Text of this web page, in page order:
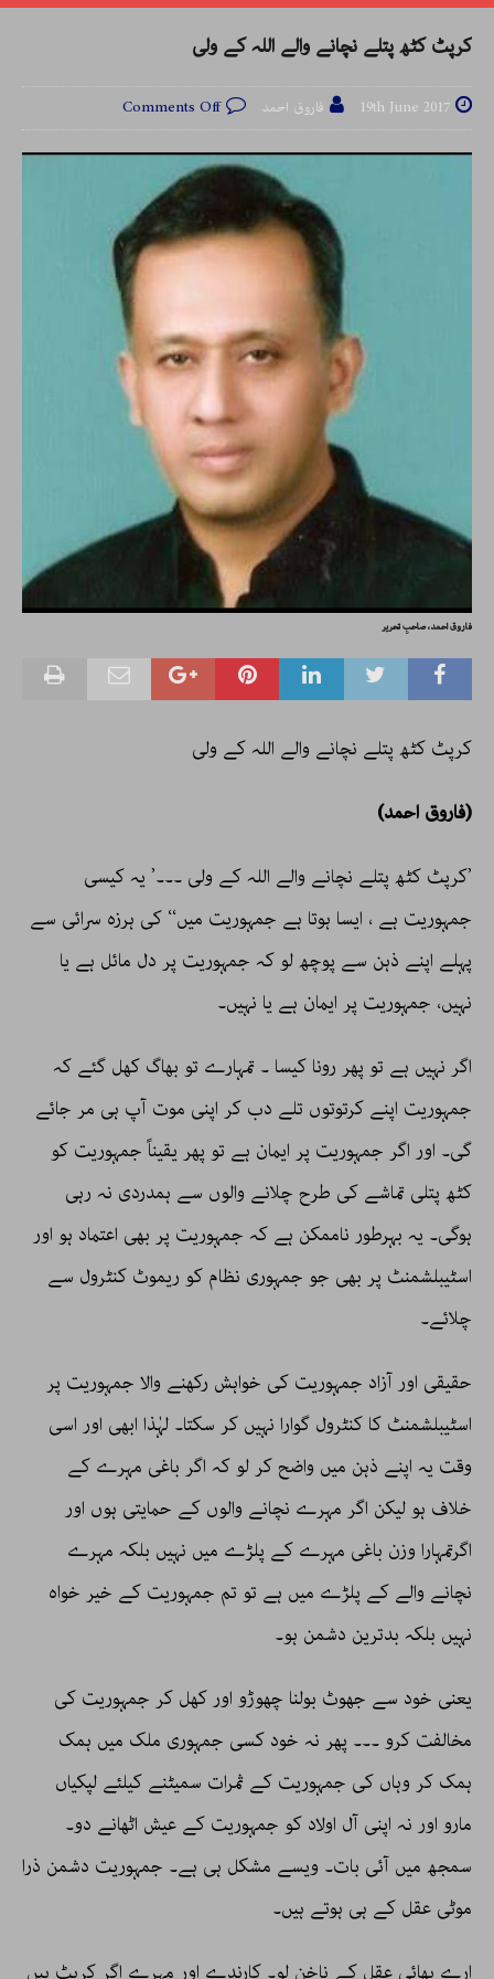
کرپٹ کٹھ پتلے نچانے والے اللہ کے ولی
19th June 2017 فاروق احمد Comments Off
فاروق احمد، صاحبِ تحریر
کرپٹ کٹھ پتلے نچانے والے اللہ کے ولی
(فاروق احمد)
’کرپٹ کٹھ پتلے نچانے والے اللہ کے ولی ۔۔۔’ یہ کیسی
جمہوریت ہے ، ایسا ہوتا ہے جمہوریت میں‘‘ کی ہرزہ سرائی سے
پہلے اپنے ذہن سے پوچھ لو کہ جمہوریت پر دل مائل ہے یا
نہیں، جمہوریت پر ایمان ہے یا نہیں۔
اگر نہیں ہے تو پھر رونا کیسا ۔ تمہارے تو بھاگ کھل گئے کہ
جمہوریت اپنے کرتوتوں تلے دب کر اپنی موت آپ ہی مر جائے
گی۔ اور اگر جمہوریت پر ایمان ہے تو پھر یقیناً جمہوریت کو
کٹھ پتلی تماشے کی طرح چلانے والوں سے ہمدردی نہ رہی
ہوگی۔ یہ بہرطور ناممکن ہے کہ جمہوریت پر بھی اعتماد ہو اور
اسٹیبلشمنٹ پر بھی جو جمہوری نظام کو ریموٹ کنٹرول سے
چلائے۔
حقیقی اور آزاد جمہوریت کی خواہش رکھنے والا جمہوریت پر
اسٹیبلشمنٹ کا کنٹرول گوارا نہیں کر سکتا۔ لہٰذا ابھی اور اسی
وقت یہ اپنے ذہن میں واضح کر لو کہ اگر باغی مہرے کے
خلاف ہو لیکن اگر مہرے نچانے والوں کے حمایتی ہوں اور
اگرتمہارا وزن باغی مہرے کے پلڑے میں نہیں بلکہ مہرے
نچانے والے کے پلڑے میں ہے تو تم جمہوریت کے خیر خواہ
نہیں بلکہ بدترین دشمن ہو۔
یعنی خود سے جھوٹ بولنا چھوڑو اور کھل کر جمہوریت کی
مخالفت کرو ۔۔۔ پھر نہ خود کسی جمہوری ملک میں ہمک
ہمک کر وہاں کی جمہوریت کے ثمرات سمیٹنے کیلئے لپکیاں
مارو اور نہ اپنی آل اولاد کو جمہوریت کے عیش اٹھانے دو۔
سمجھ میں آئی بات۔ ویسے مشکل ہی ہے۔ جمہوریت دشمن ذرا
موٹی عقل کے ہی ہوتے ہیں۔
ارے بھائی عقل کے ناخن لو۔ کارندے اور مہرے اگر کرپٹ ہیں